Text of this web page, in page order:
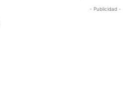
- Publicidad -